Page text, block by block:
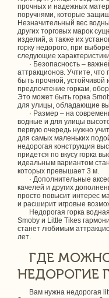
прочных и надежных
поручнями, которые
Незначительный вес
других торговых марок
изделий, а также их
горку недорого, при
следующие
· Безопасность –
аттракционов. Учтите,
быть прочной,
предпочтение горкам,
Это может быть горка
для улицы, обладающие
· Размер – на
водные и для улицы
первую очередь нужно
для самых маленьких
недорогая конструкция
придется по вкусу горка
идеальным вариантом
которых превышает 3 м.
· Дополнительные
качелей и других
просто повысит интерес
и расширит игровые
Недорогая горка
Smoby и Little Tikes
станет любимым
лет.
ГДЕ
НЕДОРОГИЕ
Вам нужна недорогая